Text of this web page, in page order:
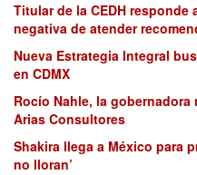
Titular de la CEDH
negativa de atender
Nueva Estrategia Integral
en CDMX
Rocío Nahle, la
Arias Consultores
Shakira llega a México para
no lloran’